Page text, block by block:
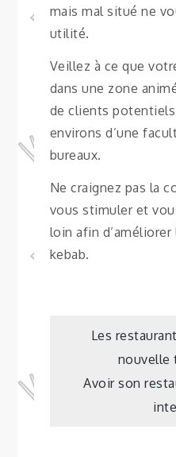
mais mal situé ne
utilité.
Veillez à ce que
dans une zone
de clients
environs d’une
bureaux.
Ne craignez pas la
vous stimuler et
loin afin
kebab.
de
Les
nouvelle
Avoir son